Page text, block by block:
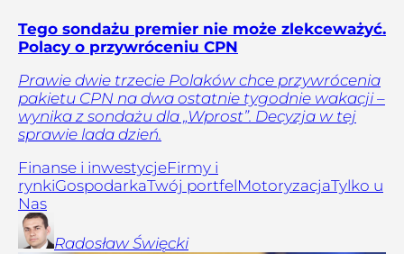
Tego sondażu premier nie może zlekceważyć.
Polacy o przywróceniu CPN
Prawie dwie trzecie Polaków chce przywrócenia
pakietu CPN na dwa ostatnie tygodnie wakacji –
wynika z sondażu dla „Wprost”. Decyzja w tej
sprawie lada dzień.
Finanse i inwestycjeFirmy i
rynkiGospodarkaTwój portfelMotoryzacjaTylko u
Nas
Radosław Święcki